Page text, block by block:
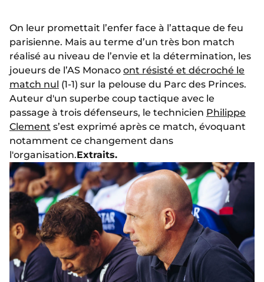
On leur promettait l’enfer face à l’attaque de feu
parisienne. Mais au terme d’un très bon match
réalisé au niveau de l’envie et la détermination, les
joueurs de l’AS Monaco ont résisté et décroché le
match nul (1-1) sur la pelouse du Parc des Princes.
Auteur d'un superbe coup tactique avec le
passage à trois défenseurs, le technicien Philippe
Clement s’est exprimé après ce match, évoquant
notamment ce changement dans
l'organisation.Extraits.